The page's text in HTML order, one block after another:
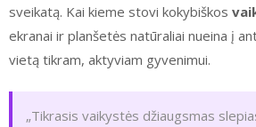
sveikatą. Kai kieme stovi kokybiškos
ekranai ir planšetės natūraliai nueina į
vietą tikram, aktyviam gyvenimui.
„Tikrasis vaikystės džiaugsmas